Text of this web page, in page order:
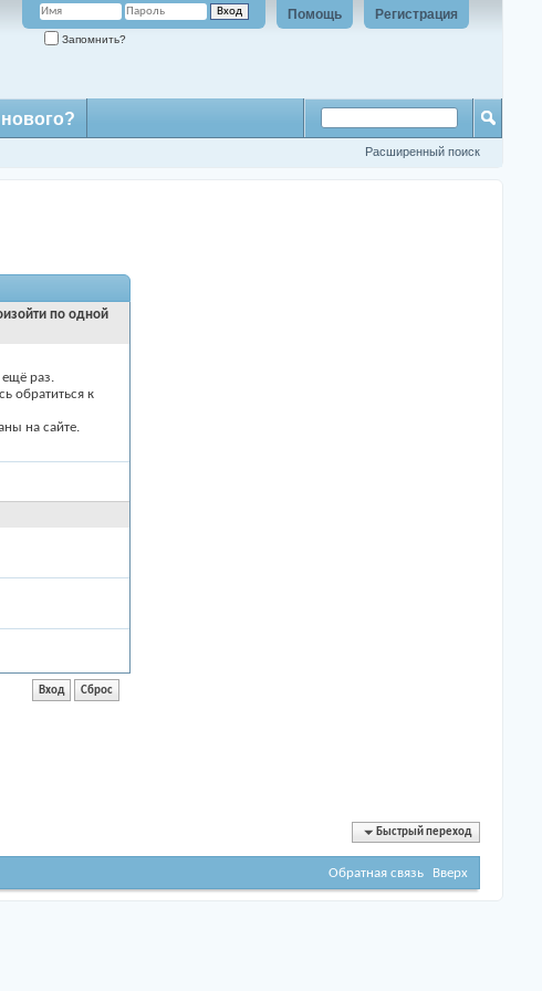
Регистрация
Помощь
Запомнить?
Расширенный поиск
по одной
ещё раз.
обратиться к
на сайте.
Быстрый переход
Обратная связь Вверх